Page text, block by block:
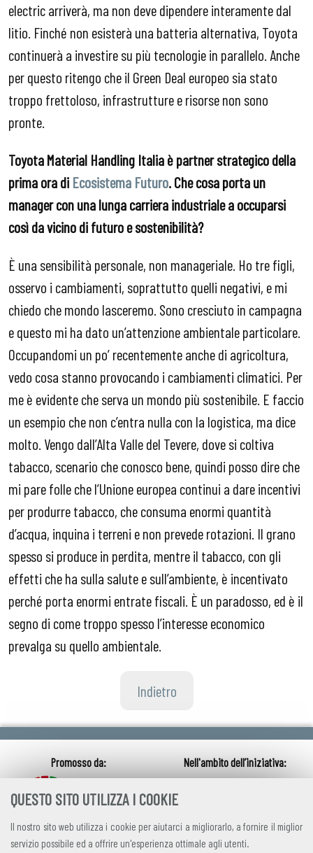
QUESTO SITO UTILIZZA I COOKIE
Il nostro sito web utilizza i cookie per aiutarci a migliorarlo, a fornire il miglior
servizio possibile ed a offrire un'esperienza ottimale agli utenti.
electric arriverà, ma non deve dipendere interamente dal
litio. Finché non esisterà una batteria alternativa, Toyota
continuerà a investire su più tecnologie in parallelo. Anche
per questo ritengo che il Green Deal europeo sia stato
troppo frettoloso, infrastrutture e risorse non sono
pronte.
Toyota Material Handling Italia è partner strategico della
prima ora di Ecosistema Futuro. Che cosa porta un
manager con una lunga carriera industriale a occuparsi
così da vicino di futuro e sostenibilità?
È una sensibilità personale, non manageriale. Ho tre figli,
osservo i cambiamenti, soprattutto quelli negativi, e mi
chiedo che mondo lasceremo. Sono cresciuto in campagna
e questo mi ha dato un’attenzione ambientale particolare.
Occupandomi un po’ recentemente anche di agricoltura,
vedo cosa stanno provocando i cambiamenti climatici. Per
me è evidente che serva un mondo più sostenibile. E faccio
un esempio che non c’entra nulla con la logistica, ma dice
molto. Vengo dall’Alta Valle del Tevere, dove si coltiva
tabacco, scenario che conosco bene, quindi posso dire che
mi pare folle che l’Unione europea continui a dare incentivi
per produrre tabacco, che consuma enormi quantità
d’acqua, inquina i terreni e non prevede rotazioni. Il grano
spesso si produce in perdita, mentre il tabacco, con gli
effetti che ha sulla salute e sull’ambiente, è incentivato
perché porta enormi entrate fiscali. È un paradosso, ed è il
segno di come troppo spesso l’interesse economico
prevalga su quello ambientale.
Indietro